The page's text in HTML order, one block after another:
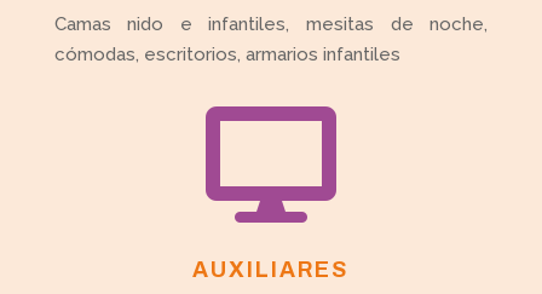
Camas nido e infantiles, mesitas de noche,
cómodas, escritorios, armarios infantiles

AUXILIARES